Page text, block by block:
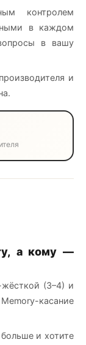
контролем
в каждом
в вашу
и
а кому —
жёсткой (3–4) и
касание
и хотите